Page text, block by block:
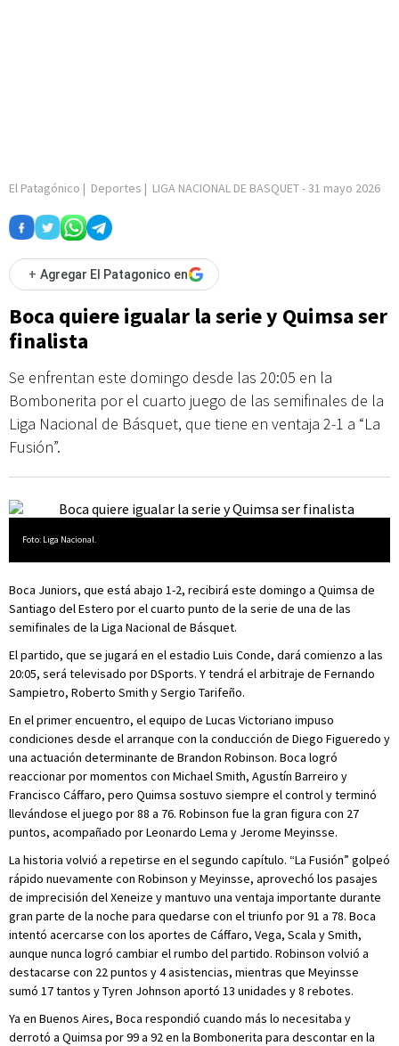
El Patagónico | Deportes | LIGA NACIONAL DE BASQUET-31 mayo 2026
+ Agregar El Patagonico en
Boca quiere igualar la serie y Quimsa ser
finalista
Se enfrentan este domingo desde las 20:05 en la
Bombonerita por el cuarto juego de las semifinales de la
Liga Nacional de Básquet, que tiene en ventaja 2-1 a “La
Fusión”.
Foto: Liga Nacional.
Boca Juniors, que está abajo 1-2, recibirá este domingo a Quimsa de
Santiago del Estero por el cuarto punto de la serie de una de las
semifinales de la Liga Nacional de Básquet.
El partido, que se jugará en el estadio Luis Conde, dará comienzo a las
20:05, será televisado por DSports. Y tendrá el arbitraje de Fernando
Sampietro, Roberto Smith y Sergio Tarifeño.
En el primer encuentro, el equipo de Lucas Victoriano impuso
condiciones desde el arranque con la conducción de Diego Figueredo y
una actuación determinante de Brandon Robinson. Boca logró
reaccionar por momentos con Michael Smith, Agustín Barreiro y
Francisco Cáffaro, pero Quimsa sostuvo siempre el control y terminó
llevándose el juego por 88 a 76. Robinson fue la gran figura con 27
puntos, acompañado por Leonardo Lema y Jerome Meyinsse.
La historia volvió a repetirse en el segundo capítulo. “La Fusión” golpeó
rápido nuevamente con Robinson y Meyinsse, aprovechó los pasajes
de imprecisión del Xeneize y mantuvo una ventaja importante durante
gran parte de la noche para quedarse con el triunfo por 91 a 78. Boca
intentó acercarse con los aportes de Cáffaro, Vega, Scala y Smith,
aunque nunca logró cambiar el rumbo del partido. Robinson volvió a
destacarse con 22 puntos y 4 asistencias, mientras que Meyinsse
sumó 17 tantos y Tyren Johnson aportó 13 unidades y 8 rebotes.
Ya en Buenos Aires, Boca respondió cuando más lo necesitaba y
derrotó a Quimsa por 99 a 92 en la Bombonerita para descontar en la